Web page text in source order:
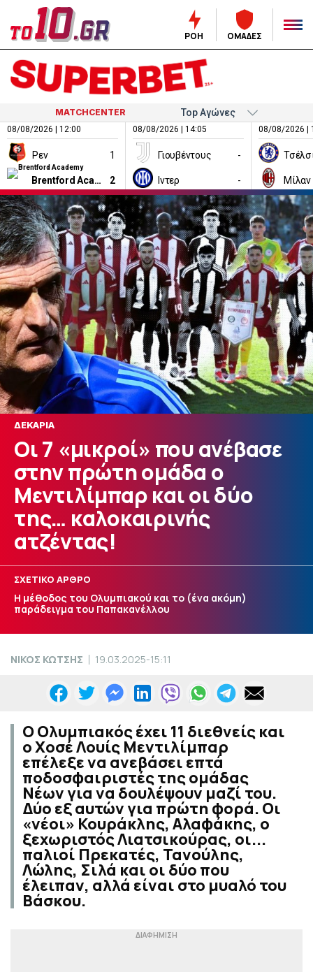
ΡΟΗ ΟΜΑΔΕΣ
MATCHCENTER
08/08/2026 | 12:00
Ρεν 1
Brentford Academy 2
08/08/2026 | 14:05
Γιουβέντους -
Ιντερ -
08/08/2026 |
Μίλαν
ΔΕΚΑΡΙΑ
Οι 7 «μικροί» που ανέβασε
στην πρώτη ομάδα ο
Μεντιλίμπαρ και οι δύο
της… καλοκαιρινής
ατζέντας!
ΣΧΕΤΙΚΟ ΑΡΘΡΟ
Η μέθοδος του Ολυμπιακού και το (ένα ακόμη)
παράδειγμα του Παπακανέλλου
ΝΙΚΟΣ ΚΩΤΣΗΣ 19.03.2025-15:11
Ο Ολυμπιακός έχει 11 διεθνείς και
ο Χοσέ Λουίς Μεντιλίμπαρ
επέλεξε να ανεβάσει επτά
ποδοσφαιριστές της ομάδας
Νέων για να δουλέψουν μαζί του.
Δύο εξ αυτών για πρώτη φορά. Οι
«νέοι» Κουράκλης, Αλαφάκης, ο
ξεχωριστός Λιατσικούρας, οι...
παλιοί Πρεκατές, Τανούλης,
Λώλης, Σιλά και οι δύο που
έλειπαν, αλλά είναι στο μυαλό του
Βάσκου.